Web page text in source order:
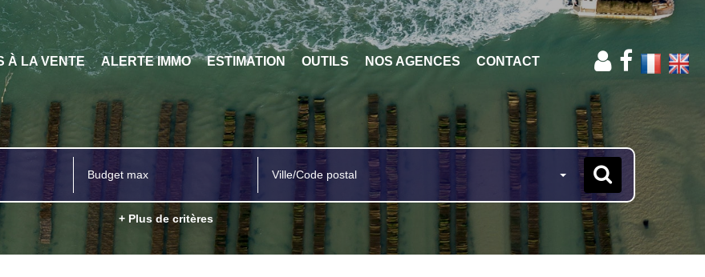
À LA VENTE ALERTE IMMO ESTIMATION OUTILS NOS AGENCES CONTACT
Ville/Code postal
+ Plus de critères